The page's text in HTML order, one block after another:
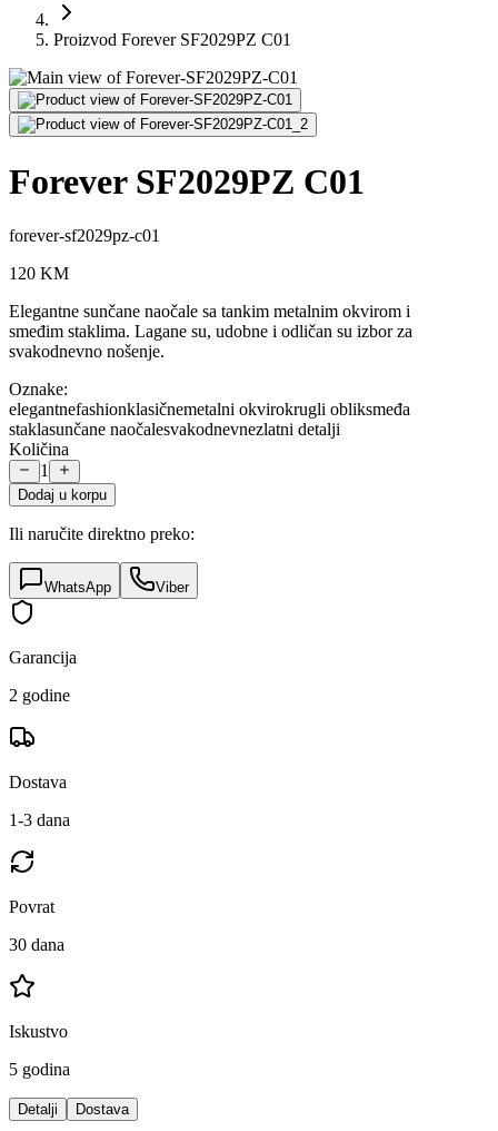
Proizvod Forever SF2029PZ C01
Forever SF2029PZ C01
forever-sf2029pz-c01
120 KM
Elegantne sunčane naočale sa tankim metalnim okvirom i
smeđim staklima. Lagane su, udobne i odličan su izbor za
svakodnevno nošenje.
Oznake:
elegantnefashionklasičnemetalni okvirokrugli obliksmeđa
staklasunčane naočalesvakodnevnezlatni detalji
Količina
1
Dodaj u korpu
Ili naručite direktno preko:
WhatsApp Viber
Garancija
2 godine
Dostava
1-3 dana
Povrat
30 dana
Iskustvo
5 godina
Detalji Dostava